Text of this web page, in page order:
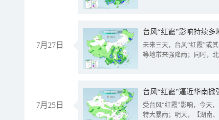
7月27日
台风“红霞”影响持续
未来三天，台风“红霞”或
等地带来强降雨；同时，
7月25日
台风“红霞”逼近华南
受台风“红霞”影响，今天
特大暴雨；明天，【湖南